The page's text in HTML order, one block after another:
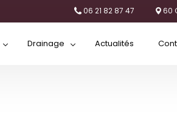
06 21 82 87 47 60
Drainage Actualités